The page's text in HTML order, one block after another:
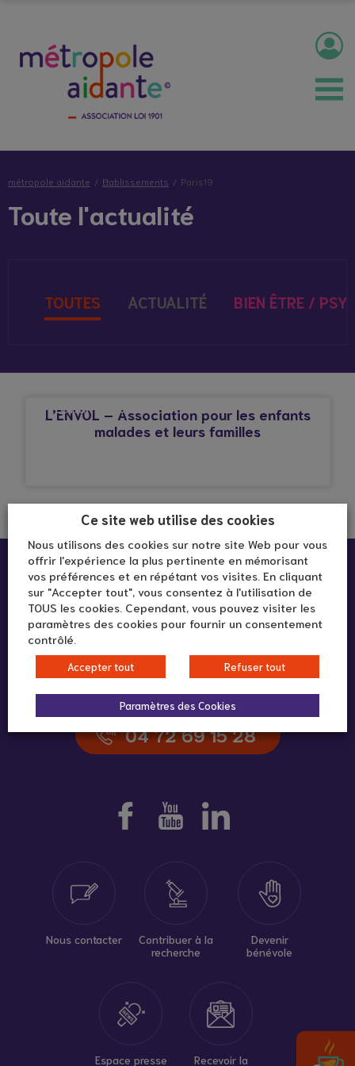
métropole aidante Etablissements Paris19
Toute l'actualité
TOUTES ACTUALITÉ BIEN ÊTRE /
AFFECTION CARDIAQUE
L’ENVOL – Association pour les enfants
malades et leurs familles
292 rue Vendôme
69003 LYON
04 72 69 15 28
Nous contacter
Contribuer à la
recherche
Devenir
bénévole
Espace presse
Recevoir la
Ce site web utilise des cookies
Nous utilisons des cookies sur notre site Web pour vous
offrir l'expérience la plus pertinente en mémorisant
vos préférences et en répétant vos visites. En cliquant
sur "Accepter tout", vous consentez à l'utilisation de
TOUS les cookies. Cependant, vous pouvez visiter les
paramètres des cookies pour fournir un consentement
contrôlé.
Accepter tout Refuser tout
Paramètres des Cookies